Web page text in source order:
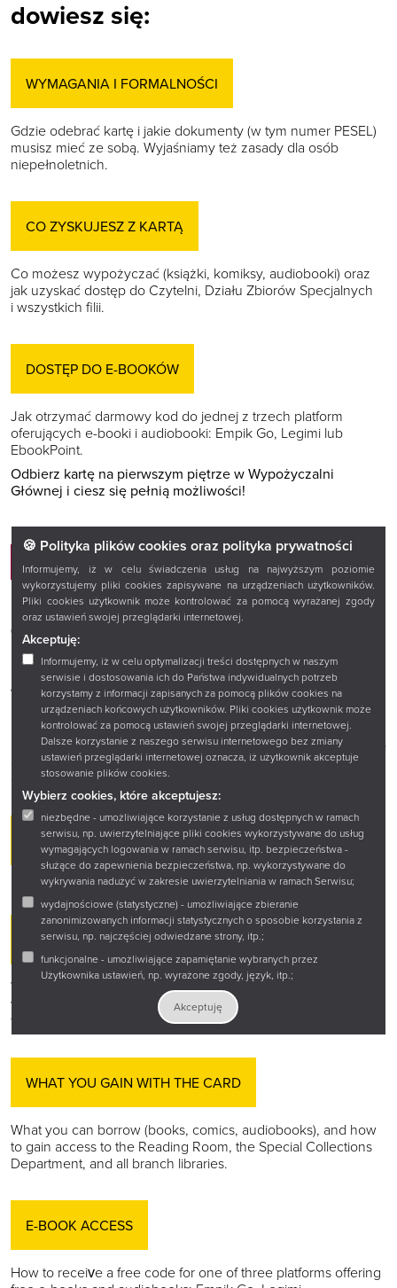
🍪 Polityka plików cookies oraz polityka prywatności
Informujemy, iż w celu świadczenia usług na najwyższym poziomie
wykorzystujemy pliki cookies zapisywane na urządzeniach użytkowników.
Pliki cookies użytkownik może kontrolować za pomocą wyrażanej zgody
oraz ustawień swojej przeglądarki internetowej.
Akceptuję:
Informujemy, iż w celu optymalizacji treści dostępnych w naszym
serwisie i dostosowania ich do Państwa indywidualnych potrzeb
korzystamy z informacji zapisanych za pomocą plików cookies na
urządzeniach końcowych użytkowników. Pliki cookies użytkownik może
kontrolować za pomocą ustawień swojej przeglądarki internetowej.
Dalsze korzystanie z naszego serwisu internetowego bez zmiany
ustawień przeglądarki internetowej oznacza, iż użytkownik akceptuje
stosowanie plików cookies.
Wybierz cookies, które akceptujesz:
niezbędne - umożliwiające korzystanie z usług dostępnych w ramach
serwisu, np. uwierzytelniające pliki cookies wykorzystywane do usług
wymagających logowania w ramach serwisu, itp. bezpieczeństwa -
służące do zapewnienia bezpieczeństwa, np. wykorzystywane do
wykrywania nadużyć w zakresie uwierzytelniania w ramach Serwisu;
wydajnościowe (statystyczne) - umożliwiające zbieranie
zanonimizowanych informacji statystycznych o sposobie korzystania z
serwisu, np. najczęściej odwiedzane strony, itp.;
funkcjonalne - umożliwiające zapamiętanie wybranych przez
Użytkownika ustawień, np. wyrażone zgody, język, itp.;
Akceptuję
dowiesz się:
WYMAGANIA I FORMALNOŚCI
Gdzie odebrać kartę i jakie dokumenty (w tym numer PESEL)
musisz mieć ze sobą. Wyjaśniamy też zasady dla osób
niepełnoletnich.
CO ZYSKUJESZ Z KARTĄ
Co możesz wypożyczać (książki, komiksy, audiobooki) oraz
jak uzyskać dostęp do Czytelni, Działu Zbiorów Specjalnych
i wszystkich filii.
DOSTĘP DO E-BOOKÓW
Jak otrzymać darmowy kod do jednej z trzech platform
oferujących e-booki i audiobooki: Empik Go, Legimi lub
EbookPoint.
Odbierz kartę na pierwszym piętrze w Wypożyczalni
Głównej i ciesz się pełnią możliwości!
OBEJRZYJ
The Podlaskie Library Reader
Card: How to Get It and What
You Gain
Do you want to fully utilize the opportunities offered by the
Podlaskie Library (Książnica Podlaska)? Watch this step-by-step
guide on how to get your reader card! Marta Kozłowska, Head
of the Main Lending Library, explains the key rules.
IN THIS SHORT GUIDE, YOU WILL LEARN ABOUT:
REQUIREMENTS AND FORMALITIES
Where to pick up the card, and what documents (including
your PESEL number) you must have with you. We also explain
the rules for minors. You must be at least 18 years old.
WHAT YOU GAIN WITH THE CARD
What you can borrow (books, comics, audiobooks), and how
to gain access to the Reading Room, the Special Collections
Department, and all branch libraries.
E-BOOK ACCESS
How to receive a free code for one of three platforms offering